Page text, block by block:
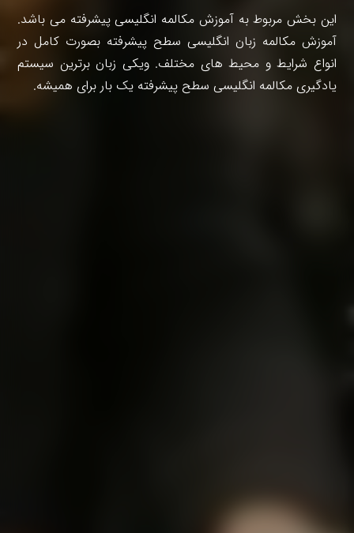
این بخش مربوط به آموزش مکالمه انگلیسی پیشرفته می باشد.
آموزش مکالمه زبان انگلیسی سطح پیشرفته بصورت کامل در
انواع شرایط و محیط های مختلف. ویکی زبان برترین سیستم
یادگیری مکالمه انگلیسی سطح پیشرفته یک بار برای همیشه.